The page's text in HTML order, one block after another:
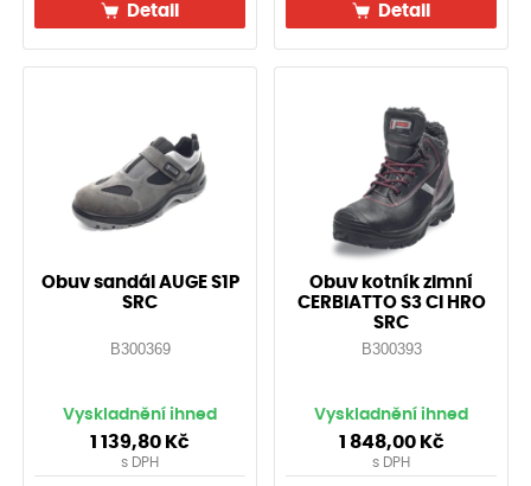
Detail Detail
Obuv sandál AUGE S1P
SRC
B300369
Vyskladnění ihned
1 139,80 Kč
s DPH
Obuv kotník zimní
CERBIATTO S3 CI HRO
SRC
B300393
Vyskladnění ihned
1 848,00 Kč
s DPH